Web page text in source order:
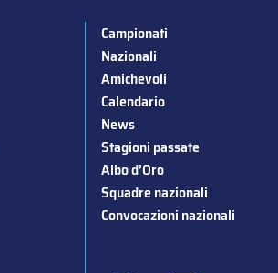
Campionati
Nazionali
Amichevoli
Calendario
News
Stagioni passate
Albo d’Oro
Squadre nazionali
Convocazioni nazionali